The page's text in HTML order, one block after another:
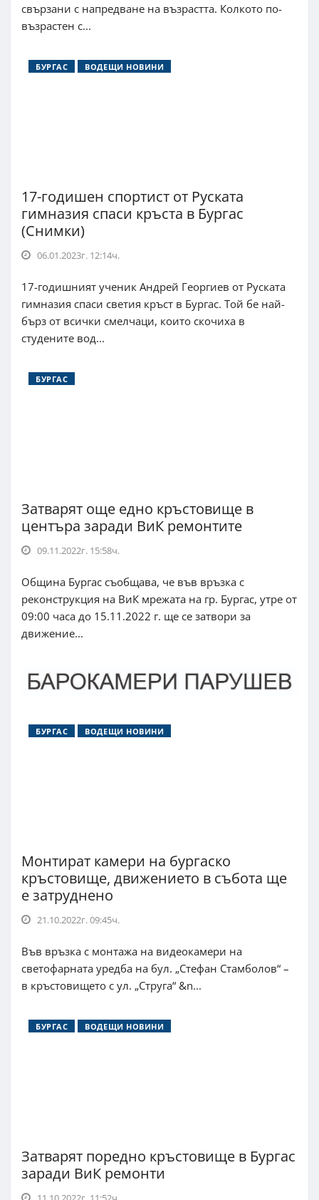
свързани с напредване на възрастта. Колкото по-
възрастен с...
БУРГАС ВОДЕЩИ НОВИНИ
17-годишен спортист от Руската
гимназия спаси кръста в Бургас
(Снимки)
06.01.2023г. 12:14ч.
17-годишният ученик Андрей Георгиев от Руската
гимназия спаси светия кръст в Бургас. Той бе най-
бърз от всички смелчаци, които скочиха в
студените вод...
БУРГАС
Затварят още едно кръстовище в
центъра заради ВиК ремонтите
09.11.2022г. 15:58ч.
Община Бургас съобщава, че във връзка с
реконструкция на ВиК мрежата на гр. Бургас, утре от
09:00 часа до 15.11.2022 г. ще се затвори за
движение...
БУРГАС ВОДЕЩИ НОВИНИ
Монтират камери на бургаско
кръстовище, движението в събота ще
е затруднено
21.10.2022г. 09:45ч.
Във връзка с монтажа на видеокамери на
светофарната уредба на бул. „Стефан Стамболов“ –
в кръстовището с ул. „Струга“ &n...
БУРГАС ВОДЕЩИ НОВИНИ
Затварят поредно кръстовище в Бургас
заради ВиК ремонти